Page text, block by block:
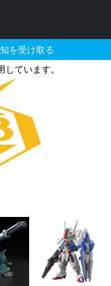
を受け取る
ています。
三連星ザ